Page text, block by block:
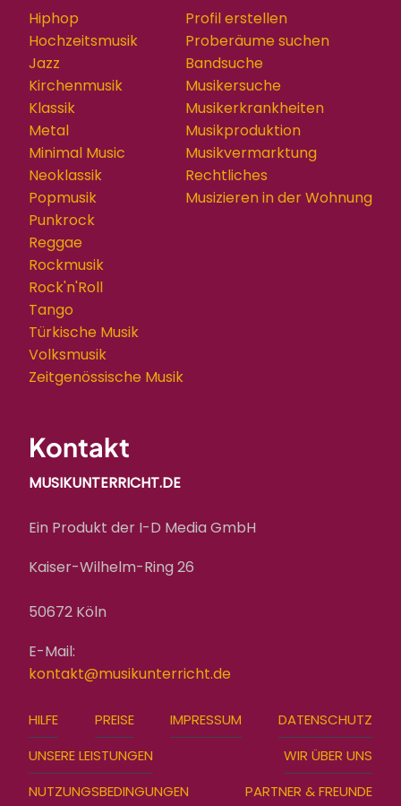
Hiphop
Hochzeitsmusik
Jazz
Kirchenmusik
Klassik
Metal
Minimal Music
Neoklassik
Popmusik
Punkrock
Reggae
Rockmusik
Rock'n'Roll
Tango
Türkische Musik
Volksmusik
Zeitgenössische Musik
Profil erstellen
Proberäume suchen
Bandsuche
Musikersuche
Musikerkrankheiten
Musikproduktion
Musikvermarktung
Rechtliches
Musizieren in der Wohnung
Kontakt
MUSIKUNTERRICHT.DE
Ein Produkt der I-D Media GmbH
Kaiser-Wilhelm-Ring 26
50672 Köln
E-Mail:
kontakt@musikunterricht.de
FOOTER
MENU
HILFE PREISE IMPRESSUM
DATENSCHUTZ
UNSERE LEISTUNGEN
WIR ÜBER UNS
NUTZUNGSBEDINGUNGEN
PARTNER & FREUNDE